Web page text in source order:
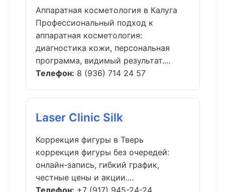
Аппаратная косметология в Калуга
Профессиональный подход к
аппаратная косметология:
диагностика кожи, персональная
программа, видимый результат....
Телефон: 8 (936) 714 24 57
Laser Clinic Silk
Коррекция фигуры в Тверь
коррекция фигуры без очередей:
онлайн-запись, гибкий график,
честные цены и акции....
Телефон: +7 (917) 945-24-24